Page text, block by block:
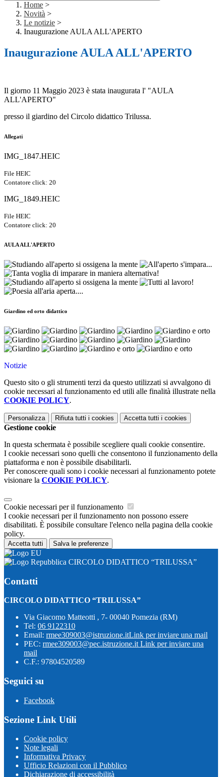
Home >
Novità >
Le notizie >
Inaugurazione AULA ALL'APERTO
Inaugurazione AULA ALL'APERTO
Il giorno 11 Maggio 2023 è stata inaugurata l' "AULA
ALL'APERTO"
presso il giardino del Circolo didattico Trilussa.
Allegati
IMG_1847.HEIC
File HEIC
Contatore click: 20
IMG_1849.HEIC
File HEIC
Contatore click: 20
AULA ALL'APERTO
Giardino ed orto didattico
Notizie
Questo sito o gli strumenti terzi da questo utilizzati si avvalgono di
cookie necessari al funzionamento ed utili alle finalità illustrate nella
COOKIE POLICY.
Personalizza Rifiuta tutti i cookies Accetta tutti i cookies
Gestione cookie
In questa schermata è possibile scegliere quali cookie consentire.
I cookie necessari sono quelli che consentono il funzionamento della
piattaforma e non è possibile disabilitarli.
Per conoscere quali sono i cookie necessari al funzionamento potete
visionare la COOKIE POLICY.
Cookie necessari per il funzionamento
I cookie necessari per il funzionamento non possono essere
disabilitati. È possibile consultare l'elenco nella pagina della cookie
policy.
Accetta tutti Salva le preferenze
CIRCOLO DIDATTICO “TRILUSSA”
Contatti
CIRCOLO DIDATTICO “TRILUSSA”
Via Giacomo Matteotti , 7- 00040 Pomezia (RM)
Tel: 06 9122310
Email: rmee309003@istruzione.itLink per inviare una mail
PEC: rmee309003@pec.istruzione.it Link per inviare una
mail
C.F.: 97804520589
Seguici su
Facebook
Sezione Link Utili
Cookie policy
Note legali
Informativa Privacy
Ufficio Relazioni con il Pubblico
Dichiarazione di accessibilità